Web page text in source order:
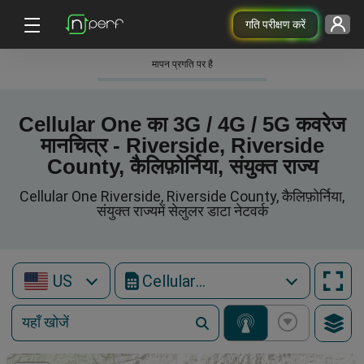
गति परीक्षण करें
मापन प्रगति पर है
Cellular One का 3G / 4G / 5G कवरेज
मानचित्र - Riverside, Riverside
County, कैलिफ़ोर्निया, संयुक्त राज्य
Cellular One Riverside, Riverside County, कैलिफ़ोर्निया,
संयुक्त राज्यमें सेलुलर डाटा नेटवर्क
US Cellular One